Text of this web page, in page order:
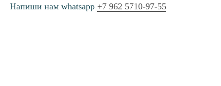
Напиши нам whatsapp +7 962 5710-97-55